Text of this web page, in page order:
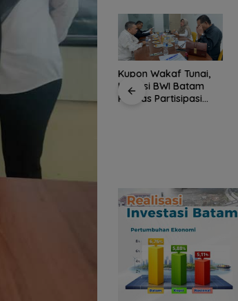
Wakaf Tunai,
Inovasi BWI Batam
Partisipasi
dalam
Produktif
Polda Kepri Jalani
Audit Kinerja Itwasum
Polri, Perkuat Tata